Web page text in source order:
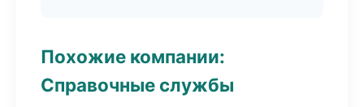
Похожие компании:
Справочные службы